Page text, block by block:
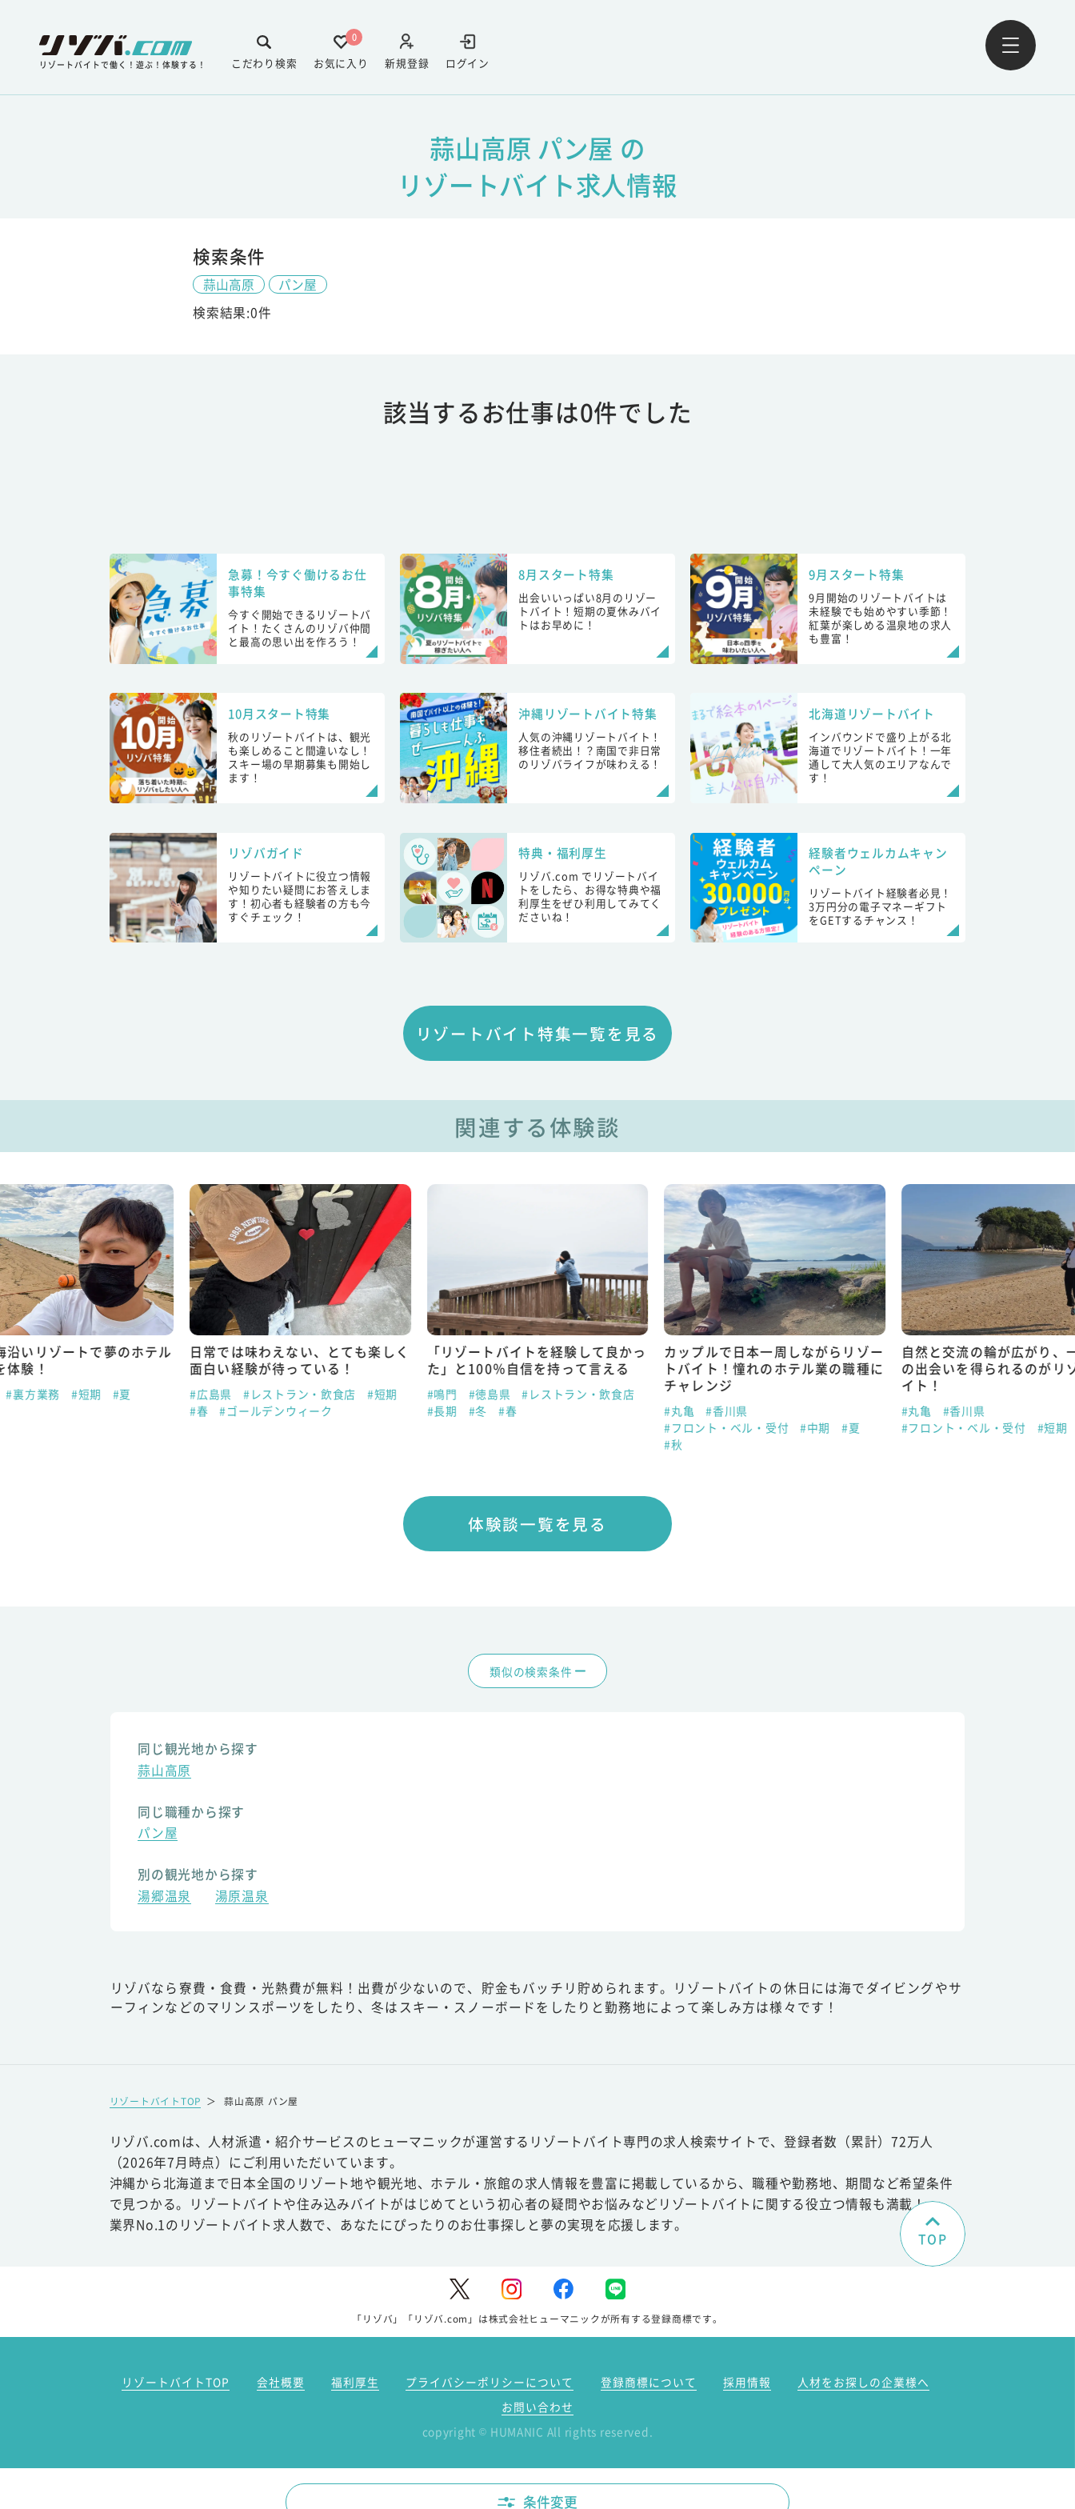
リゾートバイトで働く！遊ぶ！体験する！ ログイン
新規登録
0
お気に入り
こだわり検索
蒜山高原 パン屋 の
リゾートバイト求人情報
検索条件
蒜山高原
パン屋
検索結果:0件
該当するお仕事は0件でした
急募！今すぐ働けるお仕
事特集
今すぐ開始できるリゾートバ
イト！たくさんのリゾバ仲間
と最高の思い出を作ろう！
8月スタート特集
出会いいっぱい8月のリゾー
トバイト！短期の夏休みバイ
トはお早めに！
9月スタート特集
9月開始のリゾートバイトは
未経験でも始めやすい季節！
紅葉が楽しめる温泉地の求人
も豊富！
10月スタート特集
秋のリゾートバイトは、観光
も楽しめること間違いなし！
スキー場の早期募集も開始し
ます！
沖縄リゾートバイト特集
人気の沖縄リゾートバイト！
移住者続出！？南国で非日常
のリゾバライフが味わえる！
北海道リゾートバイト
インバウンドで盛り上がる北
海道でリゾートバイト！一年
通して大人気のエリアなんで
す！
リゾバガイド
リゾートバイトに役立つ情報
や知りたい疑問にお答えしま
す！初心者も経験者の方も今
すぐチェック！
特典・福利厚生
リゾバ.com でリゾートバイ
トをしたら、お得な特典や福
利厚生をぜひ利用してみてく
ださいね！
経験者ウェルカムキャン
ペーン
リゾートバイト経験者必見！
3万円分の電子マネーギフト
をGETするチャンス！
リゾートバイト特集一覧を見る
関連する体験談
沿いリゾートで夢のホテル
体験！
#裏方業務 #短期 #夏
日常では味わえない、とても楽しく
面白い経験が待っている！
#広島県 #レストラン・飲食店
#短期
#春
#ゴールデンウィーク
「リゾートバイトを経験して良かっ
た」と100％自信を持って言える
#鳴門 #徳島県
#レストラン・飲食店
#長期
#冬 #春
カップルで日本一周しながらリゾー
トバイト！憧れのホテル業の職種に
チャレンジ
#丸亀
#香川県
#フロント・ベル・受付
#中期
#夏
#秋
自然と交流の輪が広がり、
の出会いを得られるのがリ
イト！
#丸亀
#香川県
#フロント・ベル・受付
#短期
体験談一覧を見る
類似の検索条件
同じ観光地から探す
蒜山高原
同じ職種から探す
パン屋
別の観光地から探す
湯郷温泉
湯原温泉
リゾバなら寮費・食費・光熱費が無料！出費が少ないので、貯金もバッチリ貯められます。リゾートバイトの休日には海でダイビングやサ
ーフィンなどのマリンスポーツをしたり、冬はスキー・スノーボードをしたりと勤務地によって楽しみ方は様々です！
リゾートバイトTOP ＞ 蒜山高原 パン屋
リゾバ.comは、人材派遣・紹介サービスのヒューマニックが運営するリゾートバイト専門の求人検索サイトで、登録者数（累計）72万人
（2026年7月時点）にご利用いただいています。
沖縄から北海道まで日本全国のリゾート地や観光地、ホテル・旅館の求人情報を豊富に掲載しているから、職種や勤務地、期間など希望条件
で見つかる。リゾートバイトや住み込みバイトがはじめてという初心者の疑問やお悩みなどリゾートバイトに関する役立つ情報も満載！
業界No.1のリゾートバイト求人数で、あなたにぴったりのお仕事探しと夢の実現を応援します。
TOP
「リゾバ」「リゾバ.com」は株式会社ヒューマニックが所有する登録商標です。
リゾートバイトTOP 会社概要 福利厚生 プライバシーポリシーについて 登録商標について 採用情報
人材をお探しの企業様へ
お問い合わせ
copyright © HUMANIC All rights reserved.
条件変更